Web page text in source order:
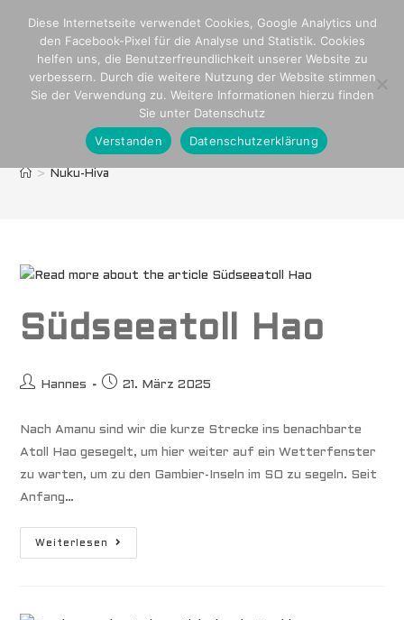
springen
Nuku-Hiva
> Nuku-Hiva
Südseeatoll Hao
Beitrags-
Hannes
Beitrag
21. März 2025
Nach Amanu sind wir die kurze Strecke ins benachbarte
Atoll Hao gesegelt, um hier weiter auf ein Wetterfenster
zu warten, um zu den Gambier-Inseln im SO zu segeln. Seit
Anfang…
Weiterlesen
Südseeatoll
Diese Internetseite verwendet Cookies, Google Analytics und
den Facebook-Pixel für die Analyse und Statistik. Cookies
helfen uns, die Benutzerfreundlichkeit unserer Website zu
verbessern. Durch die weitere Nutzung der Website stimmen
Sie der Verwendung zu. Weitere Informationen hierzu finden
Sie unter Datenschutz
Verstanden
Datenschutzerklärung